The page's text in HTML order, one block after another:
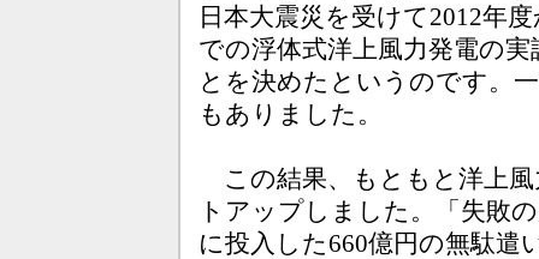
日本大震災を受けて2012年
での浮体式洋上風力発電の
とを決めたというのです。
もありました。
この結果、もともと洋上
トアップしました。「失敗
に投入した660億円の無駄